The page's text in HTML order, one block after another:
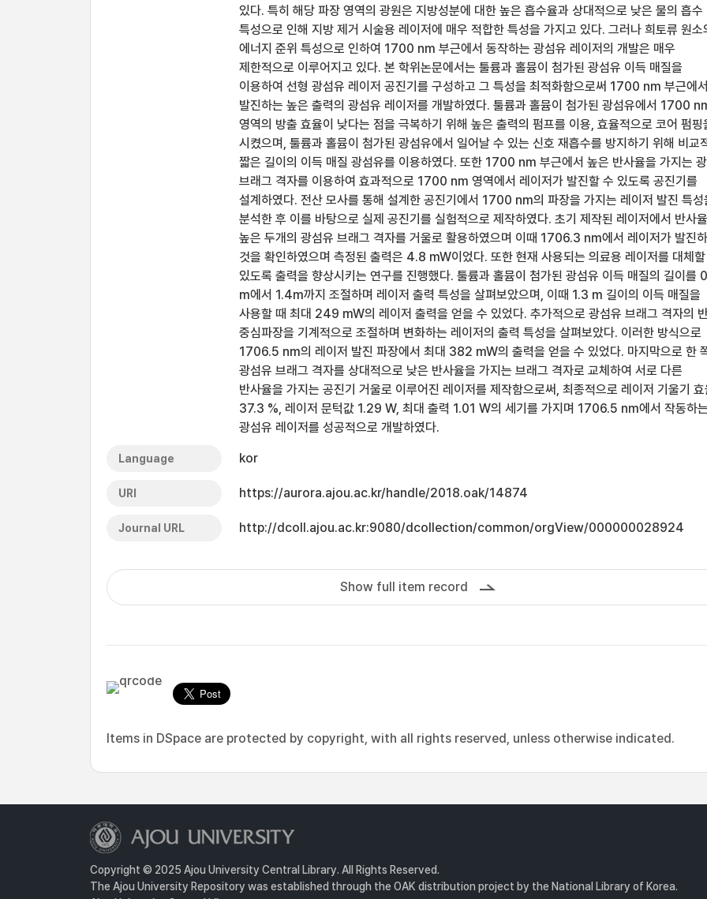
있다. 특히 해당 파장 영역의 광원은 지방성분에 대한 높은 흡수율과 상대적으로 낮은 물의 흡수
특성으로 인해 지방 제거 시술용 레이저에 매우 적합한 특성을 가지고 있다. 그러나 희토류 원소
에너지 준위 특성으로 인하여 1700 nm 부근에서 동작하는 광섬유 레이저의 개발은 매우
제한적으로 이루어지고 있다. 본 학위논문에서는 툴륨과 홀뮴이 첨가된 광섬유 이득 매질을
이용하여 선형 광섬유 레이저 공진기를 구성하고 그 특성을 최적화함으로써 1700 nm 부근에서
발진하는 높은 출력의 광섬유 레이저를 개발하였다. 툴륨과 홀뮴이 첨가된 광섬유에서 1700
영역의 방출 효율이 낮다는 점을 극복하기 위해 높은 출력의 펌프를 이용, 효율적으로 코어 펌핑
시켰으며, 툴륨과 홀뮴이 첨가된 광섬유에서 일어날 수 있는 신호 재흡수를 방지하기 위해 비교
짧은 길이의 이득 매질 광섬유를 이용하였다. 또한 1700 nm 부근에서 높은 반사율을 가지는
브래그 격자를 이용하여 효과적으로 1700 nm 영역에서 레이저가 발진할 수 있도록 공진기를
설계하였다. 전산 모사를 통해 설계한 공진기에서 1700 nm의 파장을 가지는 레이저 발진 특성
분석한 후 이를 바탕으로 실제 공진기를 실험적으로 제작하였다. 초기 제작된 레이저에서 반사율
높은 두개의 광섬유 브래그 격자를 거울로 활용하였으며 이때 1706.3 nm에서 레이저가 발진
것을 확인하였으며 측정된 출력은 4.8 mW이었다. 또한 현재 사용되는 의료용 레이저를 대체
있도록 출력을 향상시키는 연구를 진행했다. 툴륨과 홀뮴이 첨가된 광섬유 이득 매질의 길이를
m에서 1.4m까지 조절하며 레이저 출력 특성을 살펴보았으며, 이때 1.3 m 길이의 이득 매질을
사용할 때 최대 249 mW의 레이저 출력을 얻을 수 있었다. 추가적으로 광섬유 브래그 격자의
중심파장을 기계적으로 조절하며 변화하는 레이저의 출력 특성을 살펴보았다. 이러한 방식으로
1706.5 nm의 레이저 발진 파장에서 최대 382 mW의 출력을 얻을 수 있었다. 마지막으로 한
광섬유 브래그 격자를 상대적으로 낮은 반사율을 가지는 브래그 격자로 교체하여 서로 다른
반사율을 가지는 공진기 거울로 이루어진 레이저를 제작함으로써, 최종적으로 레이저 기울기 효
37.3 %, 레이저 문턱값 1.29 W, 최대 출력 1.01 W의 세기를 가지며 1706.5 nm에서 작동하는
광섬유 레이저를 성공적으로 개발하였다.
Language kor
URI https://aurora.ajou.ac.kr/handle/2018.oak/14874
Journal URL http://dcoll.ajou.ac.kr:9080/dcollection/common/orgView/000000028924
Show full item record
Items in DSpace are protected by copyright, with all rights reserved, unless otherwise indicated.
Copyright © 2025 Ajou University Central Library. All Rights Reserved.
The Ajou University Repository was established through the OAK distribution project by the National Library of Korea.